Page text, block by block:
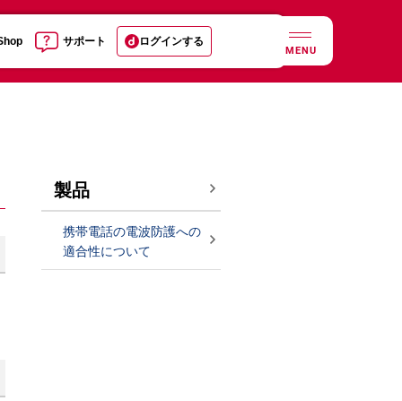
サポート ログインする
MENU
製品
携帯電話の電波防護への
適合性について